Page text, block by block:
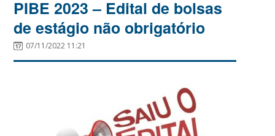
PIBE 2023 – Edital de bolsas
de estágio não obrigatório
07/11/2022 11:21